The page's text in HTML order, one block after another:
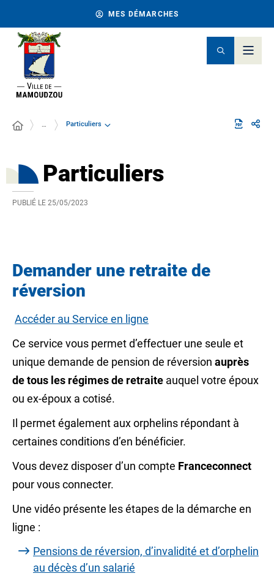
MES DÉMARCHES
… Particuliers
Particuliers
PUBLIÉ LE 25/05/2023
Demander une retraite de
réversion
Accéder au Service en ligne
Ce service vous permet d’effectuer une seule et
unique demande de pension de réversion auprès
de tous les régimes de retraite auquel votre époux
ou ex-époux a cotisé.
Il permet également aux orphelins répondant à
certaines conditions d’en bénéficier.
Vous devez disposer d’un compte Franceconnect
pour vous connecter.
Une vidéo présente les étapes de la démarche en
ligne :
Pensions de réversion, d’invalidité et d’orphelin
au décès d’un salarié